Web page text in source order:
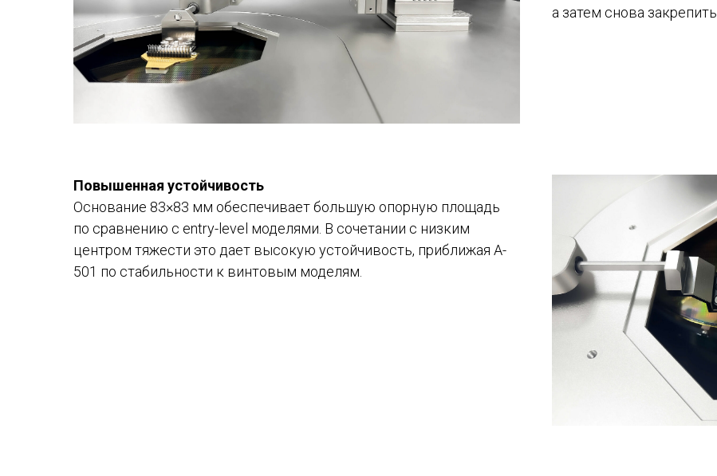
а затем снова закрепить.
Повышенная устойчивость
Основание 83×83 мм обеспечивает большую опорную площадь
по сравнению с entry-level моделями​. В сочетании с низким
центром тяжести это дает высокую устойчивость, приближая A-
501 по стабильности к винтовым моделям.